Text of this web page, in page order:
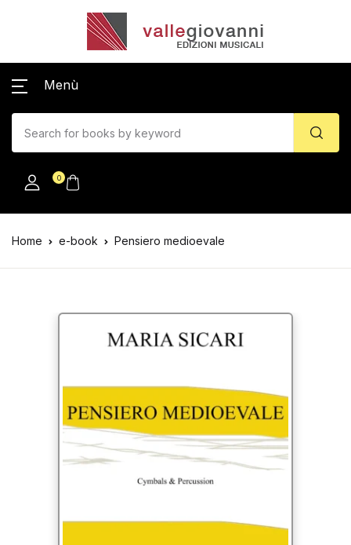
Menù
0
Home e-book Pensiero medioevale